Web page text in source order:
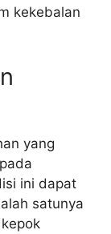
kekebalan
yang
ini dapat
satunya